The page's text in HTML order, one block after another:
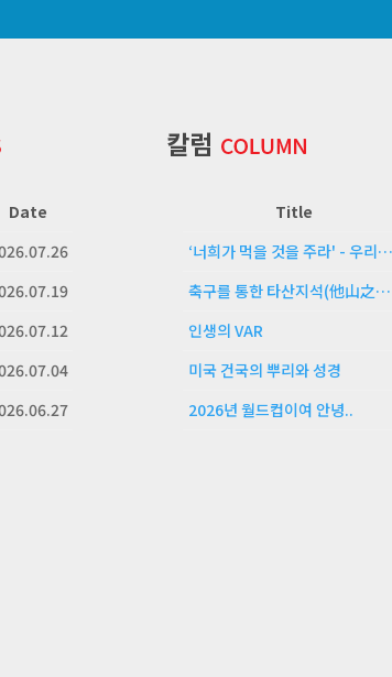
Date
Title
‘너희가 먹을 것을 주라' - 우리의 응답
축구를 통한 타산지석(他山之石)의 삶!
인생의 VAR
미국 건국의 뿌리와 성경
2026년 월드컵이여 안녕..